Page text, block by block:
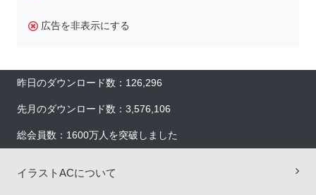
広告を非表示にする
昨日のダウンロード数：126,296
先月のダウンロード数：3,576,106
総会員数：1600万人を突破しました
イラストACについて